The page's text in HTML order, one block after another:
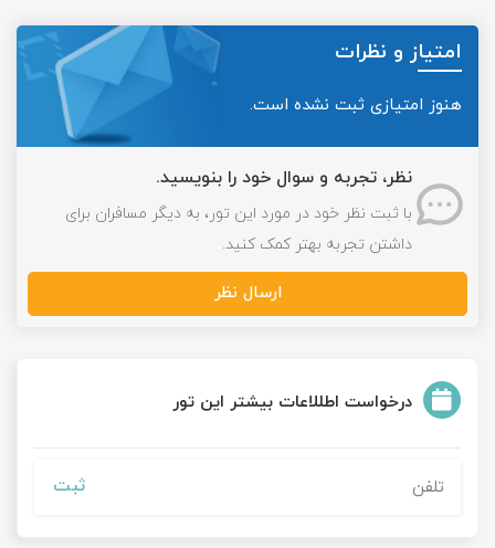
درخواست اطللاعات بیشتر این تور
ثبت
امتیاز و نظرات
هنوز امتیازی ثبت نشده است.
نظر، تجربه و سوال خود را بنویسید.
با ثبت نظر خود در مورد این تور، به دیگر مسافران برای
داشتن تجربه بهتر کمک کنید.
ارسال نظر